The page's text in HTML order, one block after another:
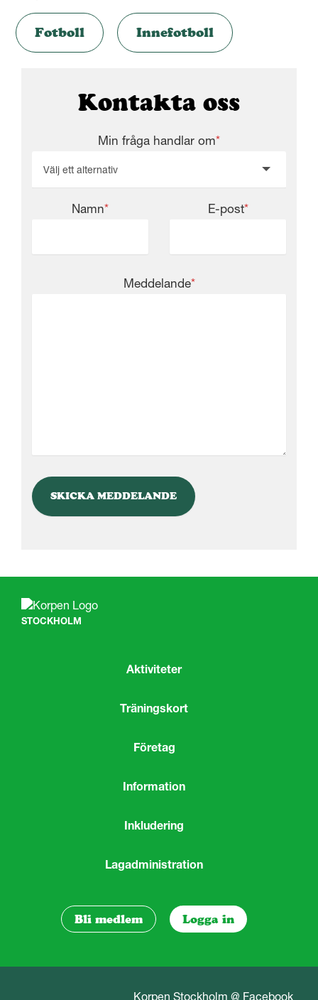
Fotboll Innefotboll
Kontakta oss
Min fråga handlar om*
Välj ett alternativ
Namn* E-post*
Meddelande*
STOCKHOLM
Aktiviteter
Träningskort
Företag
Information
Inkludering
Lagadministration
Bli medlem Logga in
Korpen Stockholm @ Facebook